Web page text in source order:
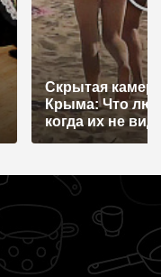
Скрытая
Крыма: Что
когда их не